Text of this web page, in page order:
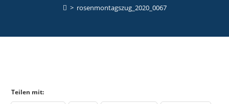
> rosenmontagszug_2020_0067
Teilen mit: